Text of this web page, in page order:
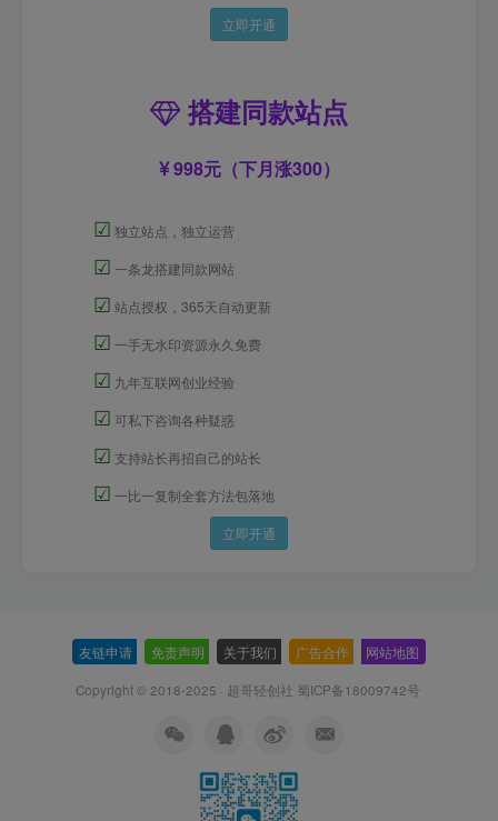
立即开通
搭建同款站点
998元（下月涨300）
☑ 独立站点，独立运营
☑ 一条龙搭建同款网站
☑ 站点授权，365天自动更新
☑ 一手无水印资源永久免费
☑ 九年互联网创业经验
☑ 可私下咨询各种疑惑
☑ 支持站长再招自己的站长
☑ 一比一复制全套方法包落地
立即开通
友链申请 免责声明 关于我们 广告合作 网站地图
Copyright © 2018-2025 · 超哥轻创社 蜀ICP备18009742号